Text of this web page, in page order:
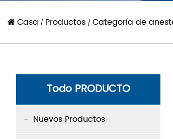
Casa / Productos / Categoría de
Todo PRODUCTO
Nuevos Productos